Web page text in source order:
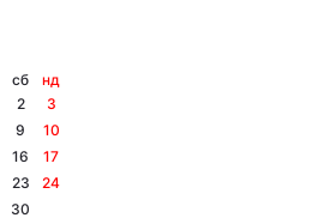
сб
нд
2
3
9
10
16
17
23
24
30